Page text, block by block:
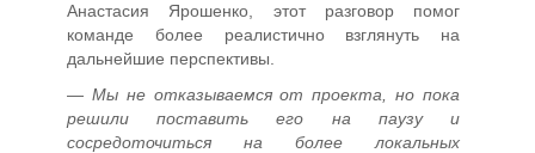
Анастасия Ярошенко, этот разговор помог
команде более реалистично взглянуть на
дальнейшие перспективы.
— Мы не отказываемся от проекта, но пока
решили поставить его на паузу и
сосредоточиться на более локальных